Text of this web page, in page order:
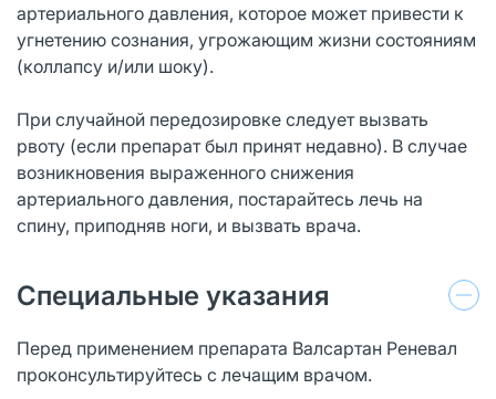
артериального давления, которое может привести к
угнетению сознания, угрожающим жизни состояниям
(коллапсу и/или шоку).
При случайной передозировке следует вызвать
рвоту (если препарат был принят недавно). В случае
возникновения выраженного снижения
артериального давления, постарайтесь лечь на
спину, приподняв ноги, и вызвать врача.
Специальные указания
Перед применением препарата Валсартан Реневал
проконсультируйтесь с лечащим врачом.